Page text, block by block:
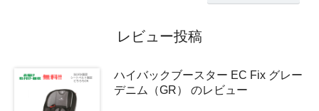
レビュー投稿
ハイバックブースター EC Fix グレー
デニム（GR） のレビュー